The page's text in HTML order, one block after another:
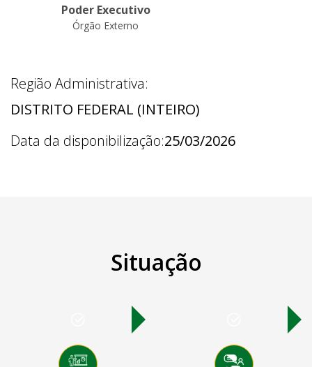
Poder Executivo
Órgão Externo
Região Administrativa:
DISTRITO FEDERAL (INTEIRO)
Data da disponibilização:25/03/2026
Situação